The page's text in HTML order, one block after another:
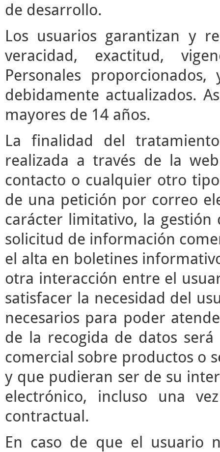
de desarrollo.
Los usuarios garantizan y
veracidad, exactitud,
Personales
debidamente actualizados.
mayores de 14 años.
La finalidad del
realizada a través de la
contacto o cualquier otro
de una petición por correo
carácter limitativo, la
solicitud de información
el alta en boletines
otra interacción entre el
satisfacer la necesidad del
necesarios para poder
de la recogida de datos
comercial sobre productos o
y que pudieran ser de su
electrónico, incluso una
contractual.
En caso de que el usuario